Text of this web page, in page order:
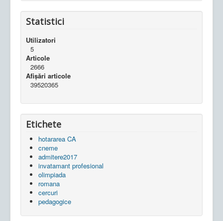
Statistici
Utilizatori
5
Articole
2666
Afișări articole
39520365
Etichete
hotararea CA
cneme
admitere2017
invatamant profesional
olimpiada
romana
cercuri
pedagogice